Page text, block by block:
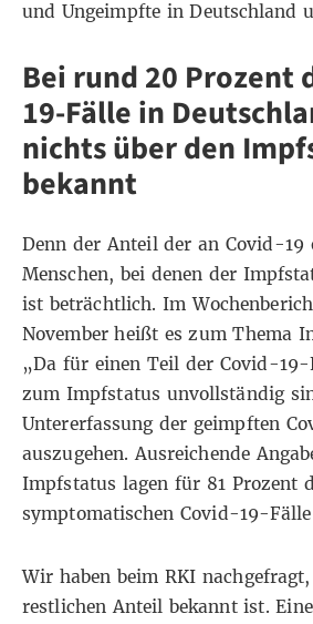
und Ungeimpfte in Deutschland
Bei rund 20 Prozent
19-Fälle in
nichts über den
bekannt
Denn der Anteil der an Covid-19
Menschen, bei denen der
ist beträchtlich. Im
Novemberheißt es zum Thema
„Da für einen Teil der Covid-19-
zum Impfstatus unvollständig
Untererfassung der geimpften
auszugehen. Ausreichende
Impfstatus lagen für 81 Prozent
symptomatischen Covid-19-
Wir haben beim RKI
restlichen Anteil bekannt ist.